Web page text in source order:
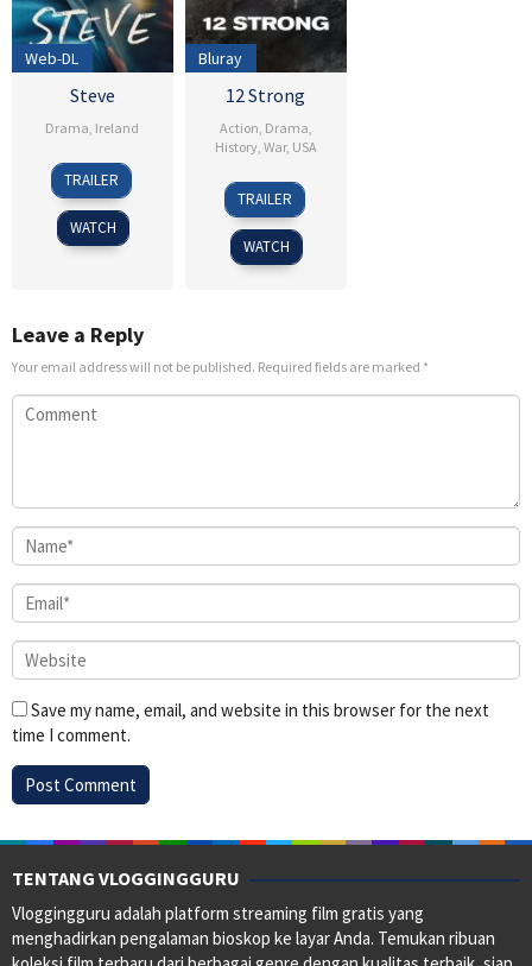
Web-DL
Steve
Drama Ireland
19
Sep
2025
Tim
Mielants
TRAILER
WATCH
Bluray
12 Strong
Action Drama
History, War, USA
18
Jan
2018
Nicolai
Fuglsig
TRAILER
WATCH
Leave a Reply
Your email address will not be published. Required fields are marked *
Save my name, email, and website in this browser for the next
time I comment.
TENTANG VLOGGINGGURU
Vloggingguru adalah platform streaming film gratis yang
menghadirkan pengalaman bioskop ke layar Anda. Temukan ribuan